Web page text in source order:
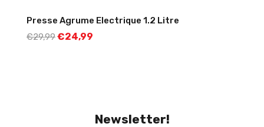
Presse Agrume Electrique 1.2 Litre
€29,99€24,99
Newsletter!